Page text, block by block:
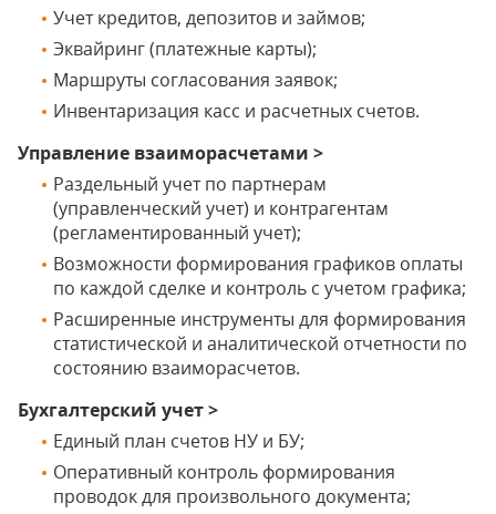
Учет кредитов, депозитов и займов;
Эквайринг (платежные карты);
Маршруты согласования заявок;
Инвентаризация касс и расчетных счетов.
Управление взаиморасчетами >
Раздельный учет по партнерам
(управленческий учет) и контрагентам
(регламентированный учет);
Возможности формирования графиков оплаты
по каждой сделке и контроль с учетом графика;
Расширенные инструменты для формирования
статистической и аналитической отчетности по
состоянию взаиморасчетов.
Бухгалтерский учет >
Единый план счетов НУ и БУ;
Оперативный контроль формирования
проводок для произвольного документа;